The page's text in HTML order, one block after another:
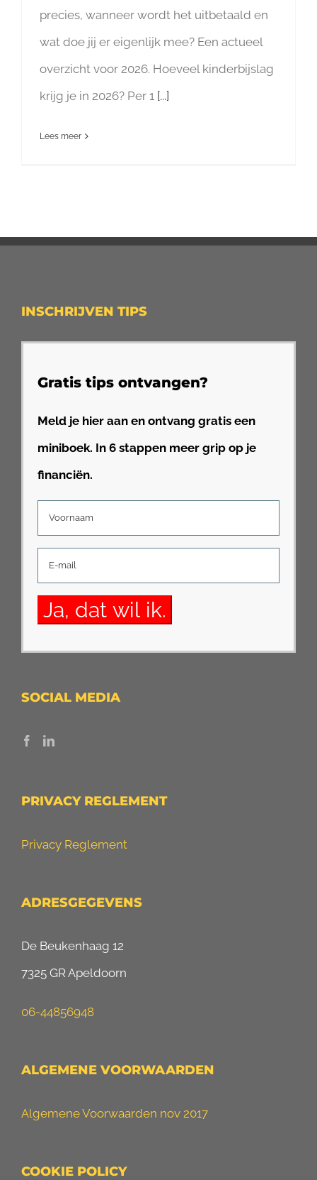
precies, wanneer wordt het uitbetaald en
wat doe jij er eigenlijk mee? Een actueel
overzicht voor 2026. Hoeveel kinderbijslag
krijg je in 2026? Per 1 [...]
Lees meer
INSCHRIJVEN TIPS
Gratis tips ontvangen?
Meld je hier aan en ontvang gratis een
miniboek. In 6 stappen meer grip op je
financiën.
SOCIAL MEDIA
PRIVACY REGLEMENT
Privacy Reglement
ADRESGEGEVENS
De Beukenhaag 12
7325 GR Apeldoorn
06-44856948
ALGEMENE VOORWAARDEN
Algemene Voorwaarden nov 2017
COOKIE POLICY